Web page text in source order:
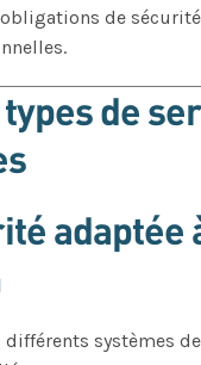
de
de
adaptée
différents systèmes